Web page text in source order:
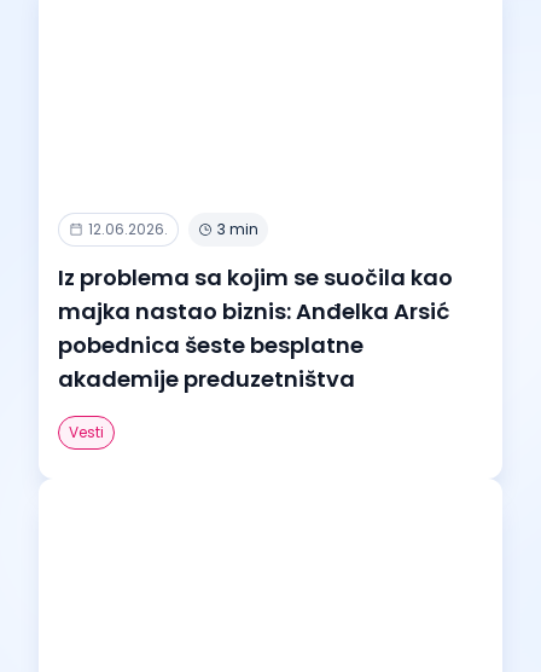
12.06.2026. 3 min
Iz problema sa kojim se suočila kao
majka nastao biznis: Anđelka Arsić
pobednica šeste besplatne
akademije preduzetništva
Vesti